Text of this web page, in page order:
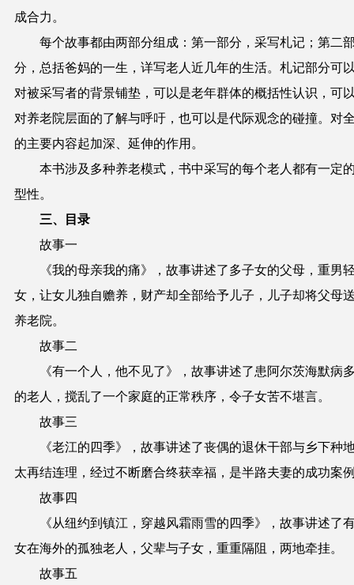
成合力。
每个故事都由两部分组成：第一部分，采写札记；第二
分，总括爸妈的一生，详写老人近几年的生活。札记部分可
对被采写者的背景铺垫，可以是老年群体的概括性认识，可
对养老院层面的了解与呼吁，也可以是代际观念的碰撞。对
的主要内容起加深、延伸的作用。
本书涉及多种养老模式，书中采写的每个老人都有一定
型性。
三、目录
故事一
《我的母亲我的痛》，故事讲述了多子女的父母，重男
女，让女儿独自赡养，财产却全部给予儿子，儿子却将父母
养老院。
故事二
《有一个人，他不见了》，故事讲述了患阿尔茨海默病
的老人，搅乱了一个家庭的正常秩序，令子女苦不堪言。
故事三
《老江的四季》，故事讲述了丧偶的退休干部与乡下种
太再结连理，经过不断磨合终获幸福，是半路夫妻的成功案
故事四
《从纽约到镇江，穿越风霜雨雪的四季》，故事讲述了
女在海外的孤独老人，父辈与子女，重重隔阻，两地牵挂。
故事五